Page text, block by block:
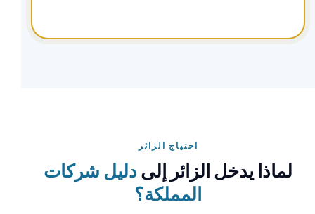
احتياج الزائر
لماذا يدخل الزائر إلىدليل شركات
المملكة؟